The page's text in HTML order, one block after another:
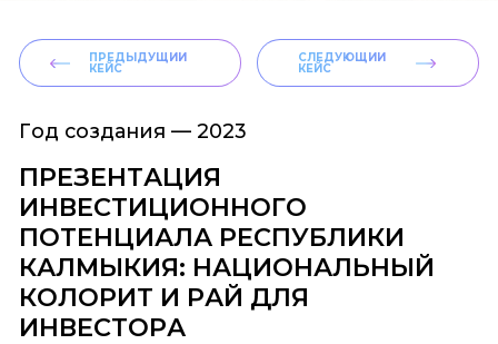
ПРЕДЫДУЩИЙ
КЕЙС
СЛЕДУЮЩИЙ
КЕЙС
Год создания — 2023
ПРЕЗЕНТАЦИЯ
ИНВЕСТИЦИОННОГО
ПОТЕНЦИАЛА РЕСПУБЛИКИ
КАЛМЫКИЯ: НАЦИОНАЛЬНЫЙ
КОЛОРИТ И РАЙ ДЛЯ
ИНВЕСТОРА